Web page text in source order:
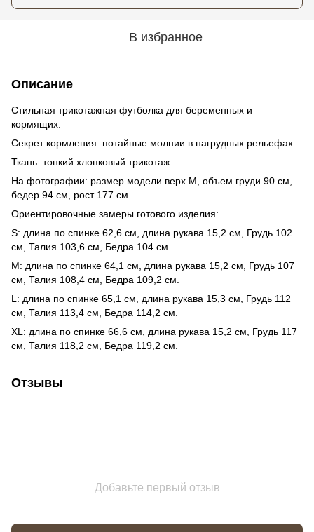
В избранное
Описание
Стильная трикотажная футболка для беременных и
кормящих.
Секрет кормления: потайные молнии в нагрудных рельефах.
Ткань: тонкий хлопковый трикотаж.
На фотографии: размер модели верх М, объем груди 90 см,
бедер 94 см, рост 177 см.
Ориентировочные замеры готового изделия:
S: длина по спинке 62,6 см, длина рукава 15,2 см, Грудь 102
см, Талия 103,6 см, Бедра 104 см.
M: длина по спинке 64,1 см, длина рукава 15,2 см, Грудь 107
см, Талия 108,4 см, Бедра 109,2 см.
L: длина по спинке 65,1 см, длина рукава 15,3 см, Грудь 112
см, Талия 113,4 см, Бедра 114,2 см.
XL: длина по спинке 66,6 см, длина рукава 15,2 см, Грудь 117
см, Талия 118,2 см, Бедра 119,2 см.
Отзывы
Добавьте первый отзыв